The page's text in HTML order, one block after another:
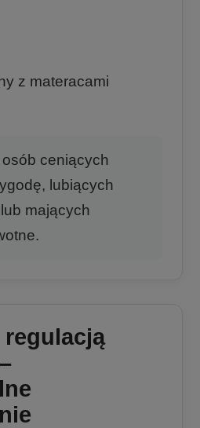
z materacami
osób ceniących
lubiących
mających
regulacją